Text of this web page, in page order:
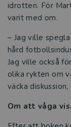
idrotten. För
varit med om.
– Jag ville
hård
Jag ville också
olika rykten om
väcka
Om att våga